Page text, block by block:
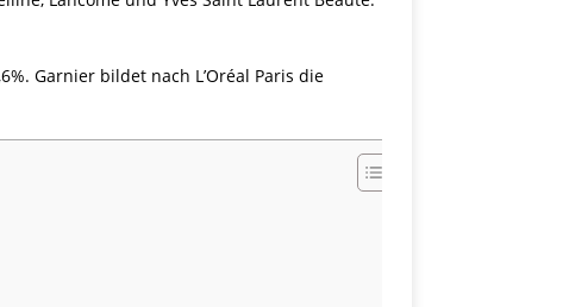
Garnier bildet nach L’Oréal Paris die